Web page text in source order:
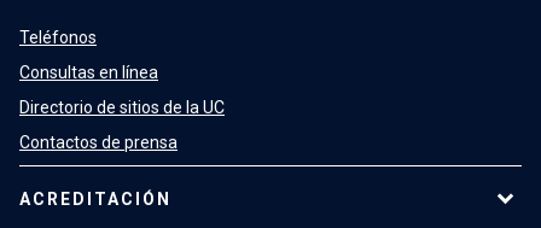
Teléfonos
Consultas en línea
Directorio de sitios de la UC
Contactos de prensa
ACREDITACIÓN